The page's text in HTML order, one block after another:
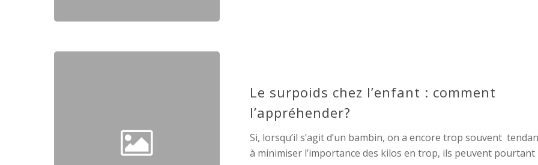
Le surpoids chez l’enfant : comment
l’appréhender?
Si, lorsqu’il s’agit d’un bambin, on a encore trop souvent
à minimiser l’importance des kilos en trop, ils peuvent pourtant